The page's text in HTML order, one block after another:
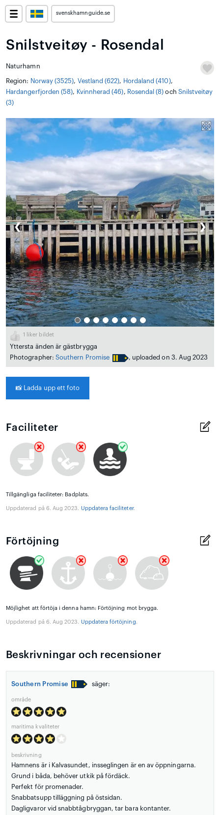
svenskhamnguide.se
Snilstveitøy - Rosendal
Naturhamn
Region: Norway (3525), Vestland (622), Hordaland (410),
Hardangerfjorden (58), Kvinnherad (46), Rosendal (8) och Snilstveitøy
(3)
❮ ❯
1 liker bildet
Yttersta änden är gästbrygga
Photographer: Southern Promise , uploaded on 3. Aug 2023
📸 Ladda upp ett foto
Faciliteter
Tillgängliga faciliteter: Badplats.
Uppdaterad på 6. Aug 2023. Uppdatera faciliteter.
Förtöjning
Möjlighet att förtöja i denna hamn: Förtöjning mot brygga.
Uppdaterad på 6. Aug 2023. Uppdatera förtöjning.
Beskrivningar och recensioner
Southern Promise säger:
område
maritima kvaliteter
beskrivning
Hamnens är i Kalvasundet, insseglingen är en av öppningarna.
Grund i båda, behöver utkik på fördäck.
Perfekt för promenader.
Snabbatsupp tilläggning på östsidan.
Dagligvaror vid snabbtågbryggan, tar bara kontanter.